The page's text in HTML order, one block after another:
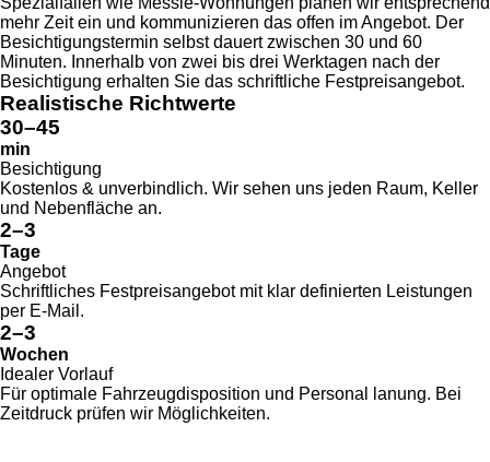
mehr Zeit ein und kommunizieren das offen im Angebot. Der
Besichtigungstermin selbst dauert zwischen 30 und 60
Minuten. Innerhalb von zwei bis drei Werktagen nach der
Besichtigung erhalten Sie das schriftliche Festpreisangebot.
Realistische Richtwerte
30–45
min
Besichtigung
Kostenlos & unverbindlich. Wir sehen uns jeden Raum, Keller
und Nebenfläche an.
2–3
Tage
Angebot
Schriftliches Festpreisangebot mit klar definierten Leistungen
per E-Mail.
2–3
Wochen
Idealer Vorlauf
Für optimale Fahrzeug­disposition und Personal­ lanung. Bei
Zeitdruck prüfen wir Möglichkeiten.